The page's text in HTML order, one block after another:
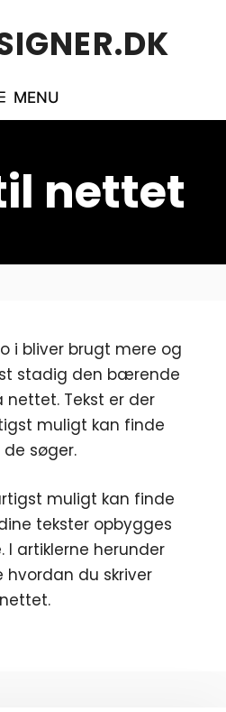
MENU
nettet
i bliver brugt mere og
stadig den bærende
Tekst er der
muligt kan finde
søger.
muligt kan finde
tekster opbygges
artiklerne herunder
du skriver